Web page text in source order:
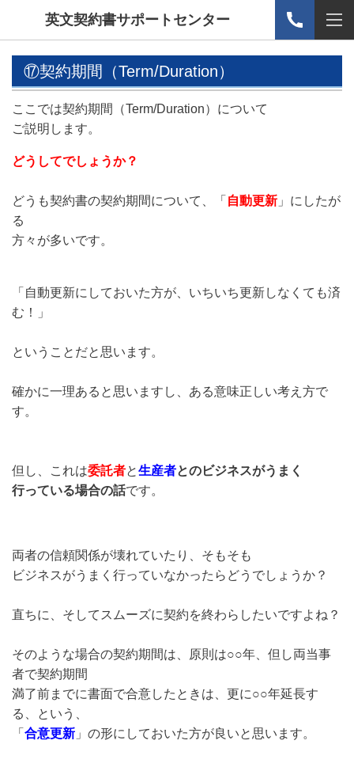
英文契約書サポートセンター
⑰契約期間（Term/Duration）
ここでは契約期間（Term/Duration）について
ご説明します。
どうしてでしょうか？
どうも契約書の契約期間について、「 自動更新 」にしたが
る
方々が多いです。
「 自動更新にしておいた方が、いちいち更新しなくても済
む！
」
ということだと思います。
確かに一理あると思いますし、ある意味正しい考え方で
す。
但し、これは委託者と生産者とのビジネスがうまく
行っている場合の話です。
両者の信頼関係が壊れていたり、そもそも
ビジネスがうまく行っていなかったらどうでしょうか？
直ちに、そしてスムーズに契約を終わらしたいですよね？
そのような場合の契約期間は、原則は○○年、但し両当事
者で契約期間
満了前までに書面で合意したときは、更に○○年延長す
る、という、
「 合意更新 」の形にしておいた方が良いと思います。